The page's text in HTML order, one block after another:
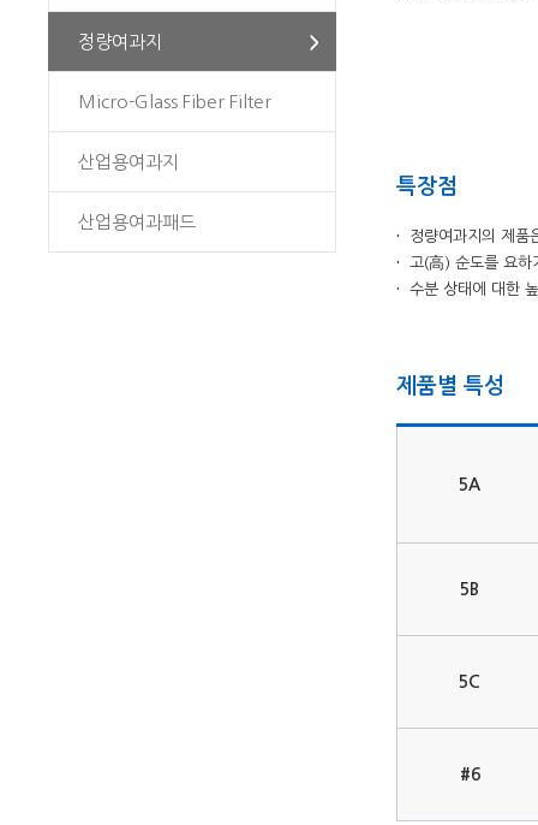
정량여과지
Micro-Glass Fiber Filter
산업용여과지
산업용여과패드
특장점
·
정량여과지의 제
·
고(高) 순도를 요하
·
수분 상태에 대한
제품별 특성
5A
5B
5C
#6